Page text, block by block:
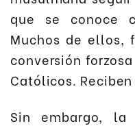
que se conoce
Muchos de ellos,
conversión
Católicos.
Sin embargo, la